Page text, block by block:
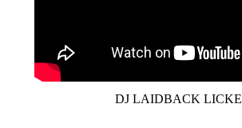
DJ LAIDBACK LICKE